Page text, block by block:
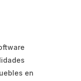
en